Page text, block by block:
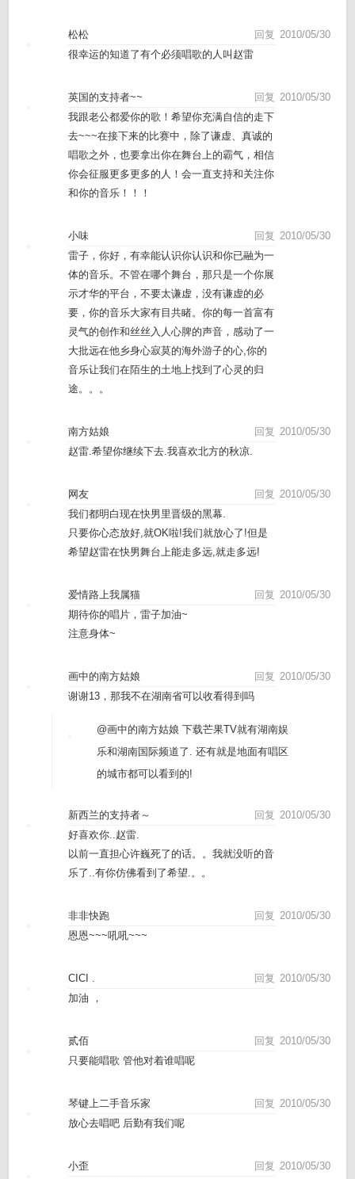
2010/05/30
松松
回复
很幸运的知道了有个必须唱歌的人叫赵雷
2010/05/30
英国的支持者~~
回复
我跟老公都爱你的歌！希望你充满自信的走下
去~~~在接下来的比赛中，除了谦虚、真诚的
唱歌之外，也要拿出你在舞台上的霸气，相信
你会征服更多更多的人！会一直支持和关注你
和你的音乐！！！
2010/05/30
小味
回复
雷子，你好，有幸能认识你认识和你已融为一
体的音乐。不管在哪个舞台，那只是一个你展
示才华的平台，不要太谦虚，没有谦虚的必
要，你的音乐大家有目共睹。你的每一首富有
灵气的创作和丝丝入人心脾的声音，感动了一
大批远在他乡身心寂莫的海外游子的心,你的
音乐让我们在陌生的土地上找到了心灵的归
途。。。
2010/05/30
南方姑娘
回复
赵雷.希望你继续下去.我喜欢北方的秋凉.
2010/05/30
网友
回复
我们都明白现在快男里晋级的黑幕.
只要你心态放好,就OK啦!我们就放心了!但是
希望赵雷在快男舞台上能走多远,就走多远!
2010/05/30
爱情路上我属猫
回复
期待你的唱片，雷子加油~
注意身体~
2010/05/30
画中的南方姑娘
回复
谢谢13，那我不在湖南省可以收看得到吗
@画中的南方姑娘 下载芒果TV就有湖南娱
乐和湖南国际频道了. 还有就是地面有唱区
的城市都可以看到的!
2010/05/30
新西兰的支持者～
回复
好喜欢你..赵雷.
以前一直担心许巍死了的话。。我就没听的音
乐了..有你仿佛看到了希望.。。
2010/05/30
非非快跑
回复
恩恩~~~吼吼~~~
2010/05/30
CICI .
回复
加油 ，
2010/05/30
贰佰
回复
只要能唱歌 管他对着谁唱呢
2010/05/30
琴键上二手音乐家
回复
放心去唱吧 后勤有我们呢
2010/05/30
小歪
回复